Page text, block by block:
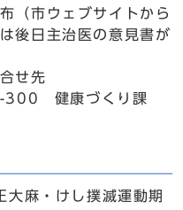
（市ウェブサイトから
後日主治医の意見書が
せ先
健康づくり課
麻・けし撲滅運動期